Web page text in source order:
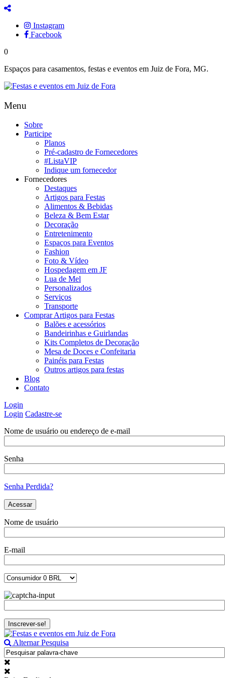
Instagram
Facebook
0
Espaços para casamentos, festas e eventos em Juiz de Fora, MG.
Menu
Sobre
Participe
Planos
Pré-cadastro de Fornecedores
#ListaVIP
Indique um fornecedor
Fornecedores
Destaques
Artigos para Festas
Alimentos & Bebidas
Beleza & Bem Estar
Decoração
Entretenimento
Espaços para Eventos
Fashion
Foto & Vídeo
Hospedagem em JF
Lua de Mel
Personalizados
Serviços
Transporte
Comprar Artigos para Festas
Balões e acessórios
Bandeirinhas e Guirlandas
Kits Completos de Decoração
Mesa de Doces e Confeitaria
Painéis para Festas
Outros artigos para festas
Blog
Contato
Login
Login Cadastre-se
Nome de usuário ou endereço de e-mail
Senha
Senha Perdida?
Nome de usuário
E-mail
Alternar Pesquisa